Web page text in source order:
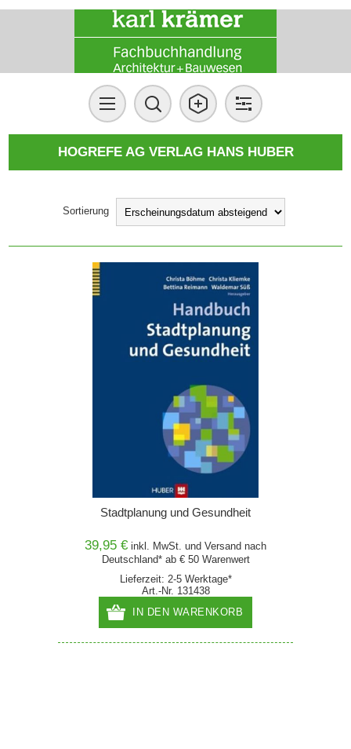
HOGREFE AG VERLAG HANS HUBER
Sortierung
Stadtplanung und Gesundheit
39,95 € inkl. MwSt. und Versand nach
Deutschland* ab € 50 Warenwert
Lieferzeit: 2-5 Werktage*
Art.-Nr. 131438
IN DEN WARENKORB